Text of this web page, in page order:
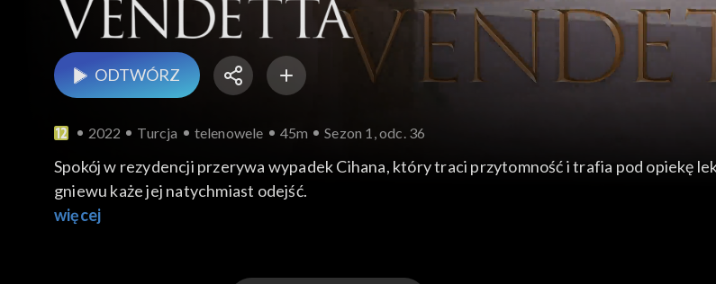
ODTWÓRZ
2022 Turcja telenowele 45m Sezon 1, odc. 36
Spokój w rezydencji przerywa wypadek Cihana, który traci przytomność i trafia pod opiekę
gniewu każe jej natychmiast odejść.
więcej